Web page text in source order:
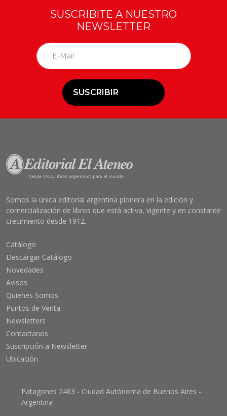
SUSCRIBITE A NUESTRO
NEWSLETTER
SUSCRIBIR
Somos la única editorial argentina pionera en la edición y
comercialización de libros que está activa, vigente y en constante
crecimiento desde 1912.
Catálogo
Descargar Catálogo
Novedades
Avisos
Quienes Somos
Puntos de Venta
Newsletters
Contactanos
Suscripción a Newsletter
Ubicación
Patagones 2463 - Ciudad Autónoma de Buenos Aires -
Argentina